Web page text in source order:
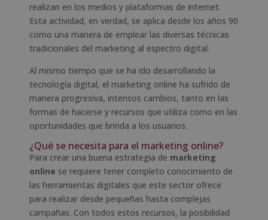
realizan en los medios y plataformas de internet.
Esta actividad, en verdad, se aplica desde los años 90
como una manera de emplear las diversas técnicas
tradicionales del marketing al espectro digital.
Al mismo tiempo que se ha ido desarrollando la
tecnología digital, el marketing online ha sufrido de
manera progresiva, intensos cambios, tanto en las
formas de hacerse y recursos que utiliza como en las
oportunidades que brinda a los usuarios.
¿Qué se necesita para el marketing online?
Para crear una buena estrategia de marketing
online se requiere tener completo conocimiento de
las herramientas digitales que este sector ofrece
para realizar desde pequeñas hasta complejas
campañas. Con todos estos recursos, la posibilidad